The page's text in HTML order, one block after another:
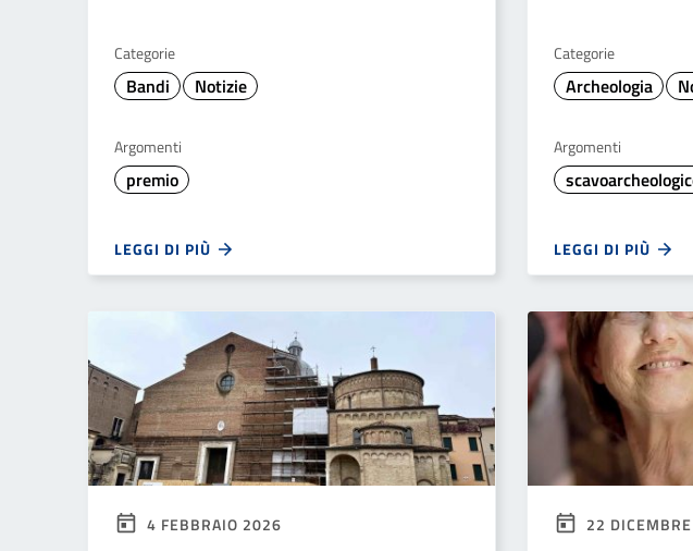
Categorie
Bandi Notizie
Argomenti
premio
LEGGI DI PIÙ
Categorie
Archeologia
Argomenti
LEGGI DI PIÙ
4 FEBBRAIO 2026 22